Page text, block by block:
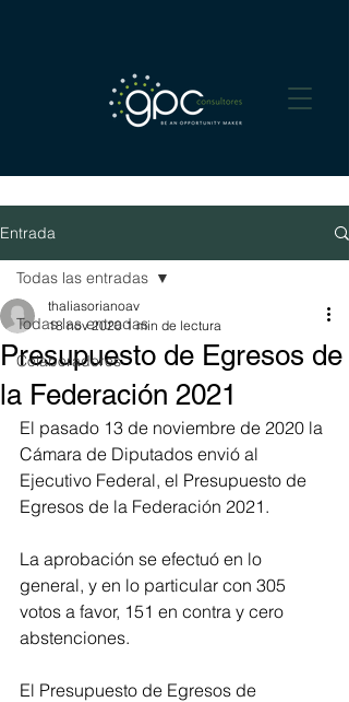
Entrada
Todas las entradas
Colaboradores
Todas las entradas
Presupuesto de Egresos de
la Federación 2021
thaliasorianoav
18 nov 2020 1 min de lectura
El pasado 13 de noviembre de 2020 la
Cámara de Diputados envió al
Ejecutivo Federal, el Presupuesto de
Egresos de la Federación 2021.
La aprobación se efectuó en lo
general, y en lo particular con 305
votos a favor, 151 en contra y cero
abstenciones.
El Presupuesto de Egresos de